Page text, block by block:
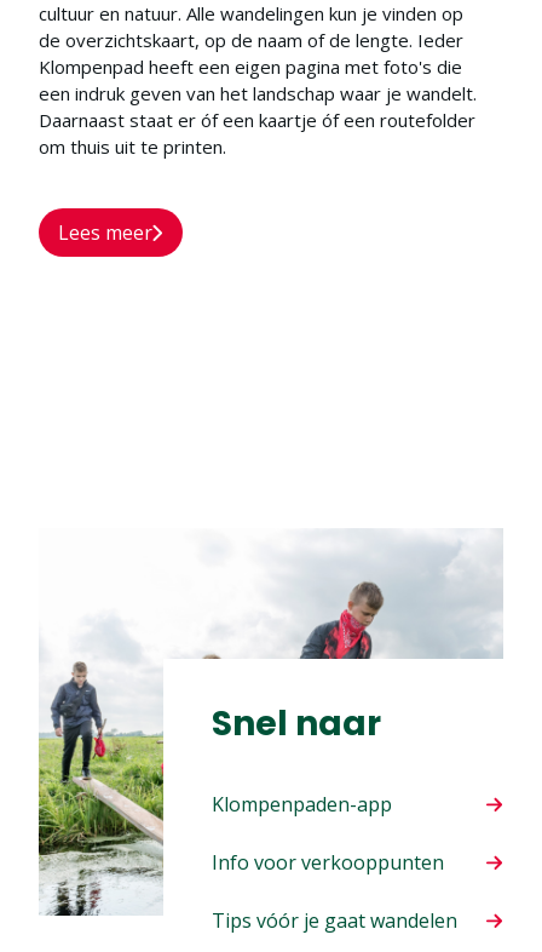
cultuur en natuur. Alle wandelingen kun je vinden op
de overzichtskaart, op de naam of de lengte. Ieder
Klompenpad heeft een eigen pagina met foto's die
een indruk geven van het landschap waar je wandelt.
Daarnaast staat er óf een kaartje óf een routefolder
om thuis uit te printen.
Lees meer
Snel naar
Klompenpaden-app
Info voor verkooppunten
Tips vóór je gaat wandelen